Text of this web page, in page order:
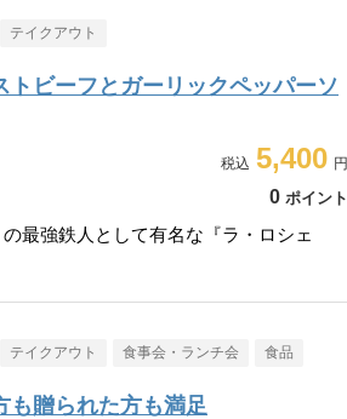
テイクアウト
トビーフとガーリックペッパーソ
5,400
0 ポイント
最強鉄人として有名な『ラ・ロシェ
テイクアウト 食事会・ランチ会 食品
も贈られた方も満足